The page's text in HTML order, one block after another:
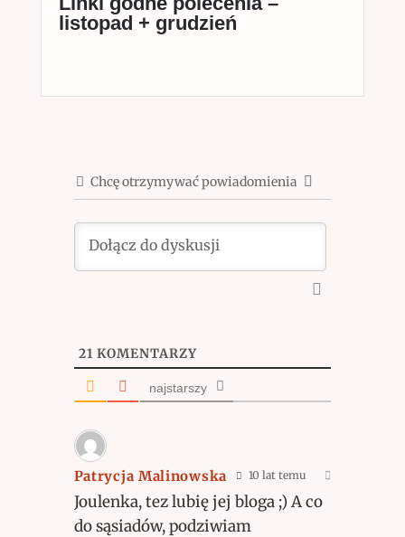
listopad + grudzień
Chcę otrzymywać powiadomienia
21KOMENTARZY
najstarszy
Patrycja Malinowska 10 lat temu
Joulenka, tez lubię jej bloga ;) A co
do sąsiadów, podziwiam